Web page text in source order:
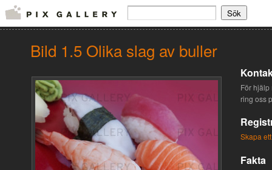
Bild 1.5 Olika slag av buller
För
ring oss
Skapa
Fakta